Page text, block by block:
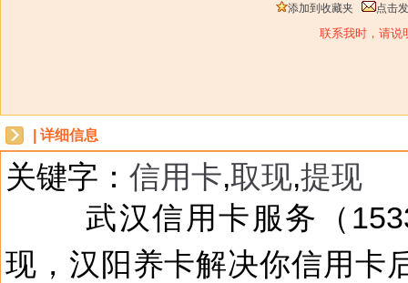
添加到收藏夹 点击
联系我时，请说
| 详细信息
关键字： 信用卡,取现,提现
武汉信用卡服务（
现，汉阳养卡解决你信用卡